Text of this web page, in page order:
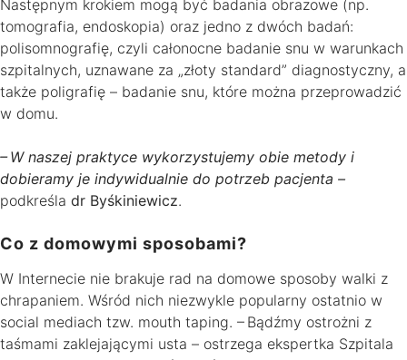
Następnym krokiem mogą być badania obrazowe (np.
tomografia, endoskopia) oraz jedno z dwóch badań:
polisomnografię, czyli całonocne badanie snu w warunkach
szpitalnych, uznawane za „złoty standard” diagnostyczny, a
także poligrafię – badanie snu, które można przeprowadzić
w domu.
– W naszej praktyce wykorzystujemy obie metody i
dobieramy je indywidualnie do potrzeb pacjenta –
podkreśla dr Byśkiniewicz.
Co z domowymi sposobami?
W Internecie nie brakuje rad na domowe sposoby walki z
chrapaniem. Wśród nich niezwykle popularny ostatnio w
social mediach tzw. mouth taping. – Bądźmy ostrożni z
taśmami zaklejającymi usta – ostrzega ekspertka Szpitala